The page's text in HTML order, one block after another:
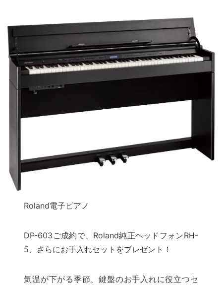
Roland電子ピアノ
DP-603ご成約で、Roland純正ヘッドフォンRH-
5、さらにお手入れセットをプレゼント！
気温が下がる季節、鍵盤のお手入れに役立つセ